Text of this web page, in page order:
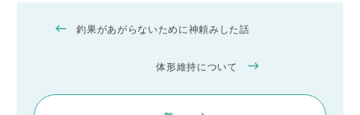
釣果があがらないために神頼みした話
体形維持について